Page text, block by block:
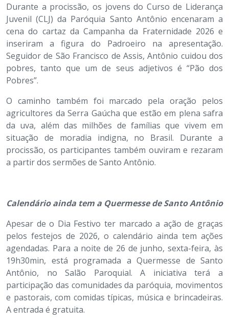
Durante a procissão, os jovens do Curso de Liderança
Juvenil (CLJ) da Paróquia Santo Antônio encenaram a
cena do cartaz da Campanha da Fraternidade 2026 e
inseriram a figura do Padroeiro na apresentação.
Seguidor de São Francisco de Assis, Antônio cuidou dos
pobres, tanto que um de seus adjetivos é “Pão dos
Pobres”.
O caminho também foi marcado pela oração pelos
agricultores da Serra Gaúcha que estão em plena safra
da uva, além das milhões de famílias que vivem em
situação de moradia indigna, no Brasil. Durante a
procissão, os participantes também ouviram e rezaram
a partir dos sermões de Santo Antônio.
Calendário ainda tem a Quermesse de Santo Antônio
Apesar de o Dia Festivo ter marcado a ação de graças
pelos festejos de 2026, o calendário ainda tem ações
agendadas. Para a noite de 26 de junho, sexta-feira, às
19h30min, está programada a Quermesse de Santo
Antônio, no Salão Paroquial. A iniciativa terá a
participação das comunidades da paróquia, movimentos
e pastorais, com comidas típicas, música e brincadeiras.
A entrada é gratuita.